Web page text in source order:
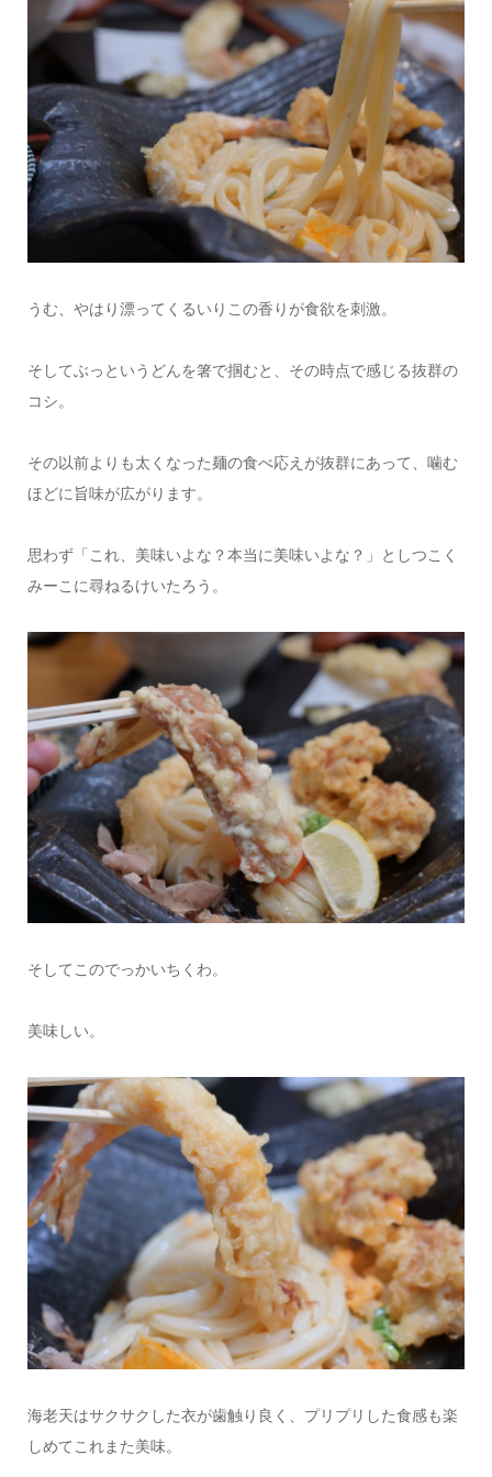
うむ、やはり漂ってくるいりこの香りが食欲を刺激。
そしてぶっというどんを箸で掴むと、その時点で感じる抜群の
コシ。
その以前よりも太くなった麺の食べ応えが抜群にあって、噛む
ほどに旨味が広がります。
思わず「これ、美味いよな？本当に美味いよな？」としつこく
みーこに尋ねるけいたろう。
そしてこのでっかいちくわ。
美味しい。
海老天はサクサクした衣が歯触り良く、プリプリした食感も楽
しめてこれまた美味。